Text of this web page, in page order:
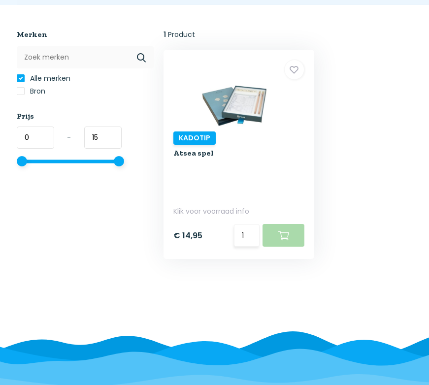
Merken
Alle merken
Bron
Prijs
-
1 Product
KADOTIP
Atsea spel
Klik voor voorraad info
€ 14,95